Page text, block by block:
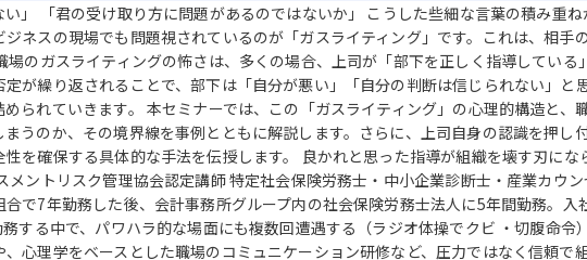
い」 「君の受け取り方に問題があるのではないか」 こうした些細な言葉の積み重
ネスの現場でも問題視されているのが「ガスライティング」です。これは、相
場のガスライティングの怖さは、多くの場合、上司が「部下を正しく指導してい
が繰り返されることで、部下は「自分が悪い」「自分の判断は信じられない」
められていきます。 本セミナーでは、この「ガスライティング」の心理的構造と
うのか、その境界線を事例とともに解説します。さらに、上司自身の認識を押
性を確保する具体的な手法を伝授します。 良かれと思った指導が組織を壊す刃に
メントリスク管理協会認定講師 特定社会保険労務士・中小企業診断士・産業カウ
で7年勤務した後、会計事務所グループ内の社会保険労務士法人に5年間勤務。
する中で、パワハラ的な場面にも複数回遭遇する（ラジオ体操でクビ ・切腹命
心理学をベースとした職場のコミュニケーション研修など、圧力ではなく信頼